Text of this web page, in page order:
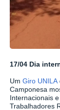
17/04 Dia
Um Giro UNILA
Camponesa
Internacionais
Trabalhadores